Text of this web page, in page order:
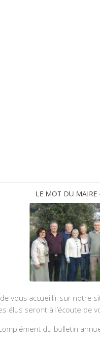
LE MOT DU MAIRE
de vous accueillir sur
élus seront à l’écoute
du bulletin